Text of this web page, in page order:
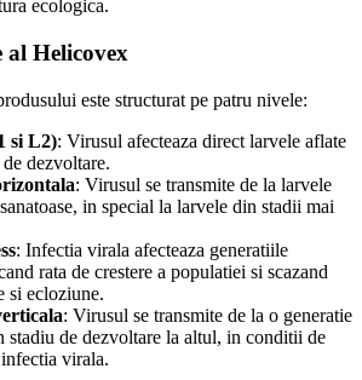
ecologica.
Helicovex
este structurat pe patru nivele:
si L2): Virusul afecteaza direct larvele aflate
dezvoltare.
: Virusul se transmite de la larvele
in special la larvele din stadii mai
: Infectia virala afecteaza generatiile
rata de crestere a populatiei si scazand
si ecloziune.
: Virusul se transmite de la o generatie
stadiu de dezvoltare la altul, in conditii de
virala.